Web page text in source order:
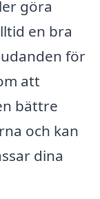
göra
en bra
för
att
bättre
och kan
dina